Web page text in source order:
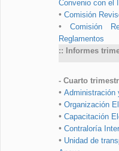
Convenio con el
• Comisión
• Comisión
Reglamentos
:: Informes
- Cuarto
• Administración
• Organización
• Capacitación
• Contraloría
• Unidad de